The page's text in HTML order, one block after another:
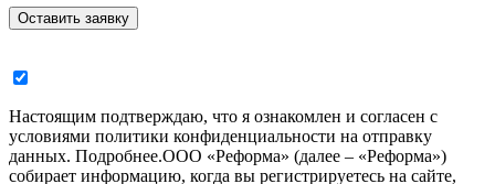
Настоящим подтверждаю, что я ознакомлен и согласен с
условиями политики конфиденциальности на отправку
данных. Подробнее.ООО «Реформа» (далее – «Реформа»)
собирает информацию, когда вы регистрируетесь на сайте,